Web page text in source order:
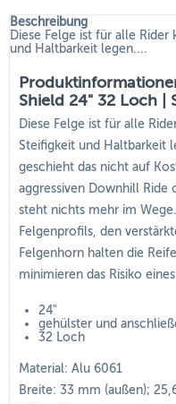
Beschreibung
Diese Felge ist für alle
und Haltbarkeit legen....
Shield 24" 32 Loch |
Diese Felge ist für alle
Steifigkeit und Haltbarkeit
geschieht das nicht auf
aggressiven Downhill Ride
steht nichts mehr im
Felgenprofils, den
Felgenhorn halten die
minimieren das Risiko
24"
gehülster und
32 Loch
Material: Alu 6061
Breite: 33 mm (außen);